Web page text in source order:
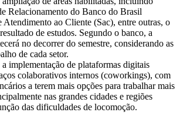
Relacionamento do Banco do Brasil
ao Cliente (Sac), entre outras, o
de estudos. Segundo o banco, a
no decorrer do semestre, considerando as
de cada setor.
implementação de plataformas digitais
colaborativos internos (coworkings), com
a terem mais opções para trabalhar mais
nas grandes cidades e regiões
das dificuldades de locomoção.